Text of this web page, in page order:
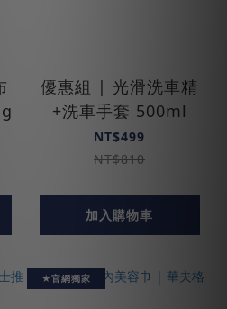
優惠組 | 光滑洗車精
+洗車手套 500ml
NT$499
NT$810
加入購物車
★官網獨家